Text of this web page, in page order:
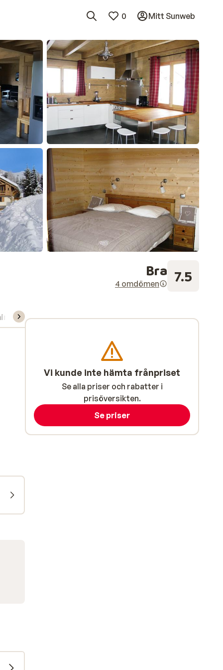
0 Mitt Sunweb
Bra
4 omdömen 7.5
Skidskola
Vi kunde inte hämta frånpriset
Se alla priser och rabatter i
prisöversikten.
Se priser